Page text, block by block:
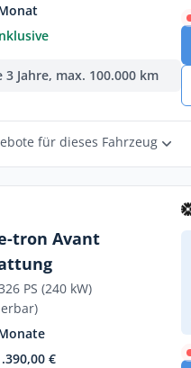
Jahre, max. 100.000 km
für dieses Fahrzeug
tron Avant
PS (240 kW)
€